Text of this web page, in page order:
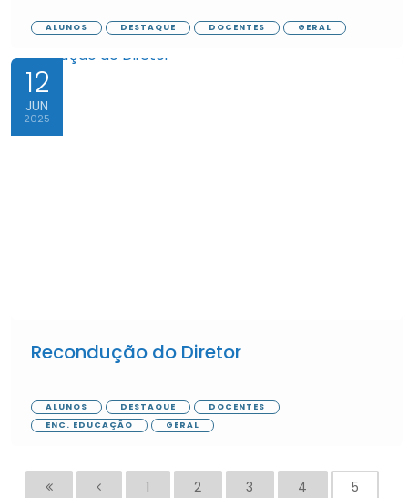
ALUNOS DESTAQUE DOCENTES GERAL
12
JUN
2025
Recondução do Diretor
ALUNOS DESTAQUE
DOCENTES
ENC. EDUCAÇÃO
GERAL
1 2 3 4
5